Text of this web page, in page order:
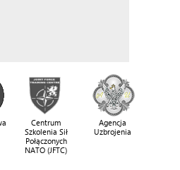
Centrum
Szkolenia Sił
Połączonych
NATO (JFTC)
Agencja
Uzbrojenia